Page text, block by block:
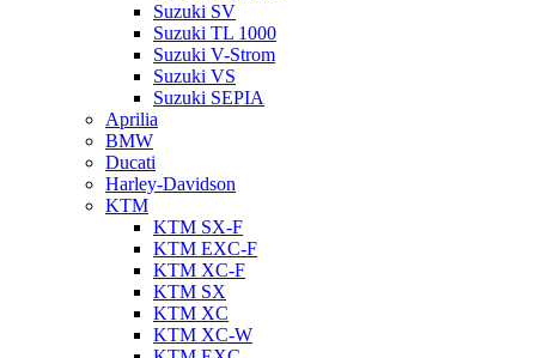
Suzuki SV
Suzuki TL 1000
Suzuki V-Strom
Suzuki VS
Suzuki SEPIA
Aprilia
BMW
Ducati
Harley-Davidson
KTM
KTM SX-F
KTM EXC-F
KTM XC-F
KTM SX
KTM XC
KTM XC-W